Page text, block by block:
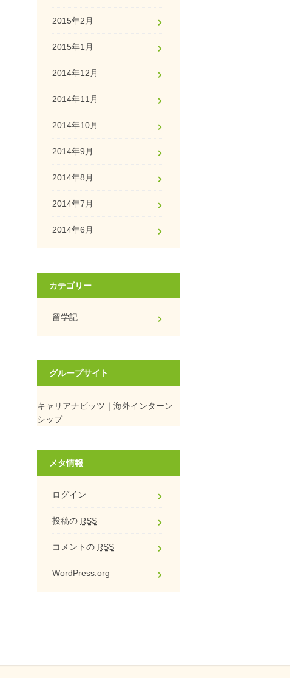
2015年2月
2015年1月
2014年12月
2014年11月
2014年10月
2014年9月
2014年8月
2014年7月
2014年6月
カテゴリー
留学記
グループサイト
キャリアナビッツ｜海外インターン
シップ
メタ情報
ログイン
投稿の RSS
コメントの RSS
WordPress.org